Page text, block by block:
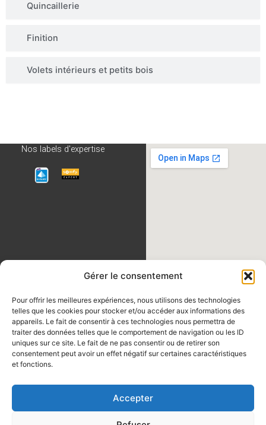
Gérer le consentement
Pour offrir les meilleures expériences, nous utilisons des technologies
telles que les cookies pour stocker et/ou accéder aux informations des
appareils. Le fait de consentir à ces technologies nous permettra de
traiter des données telles que le comportement de navigation ou les ID
uniques sur ce site. Le fait de ne pas consentir ou de retirer son
consentement peut avoir un effet négatif sur certaines caractéristiques
et fonctions.
Accepter
Quincaillerie
Finition
Volets intérieurs et petits bois
Nos labels d'expertise
a
o
i
n
i
® 2024 JESA